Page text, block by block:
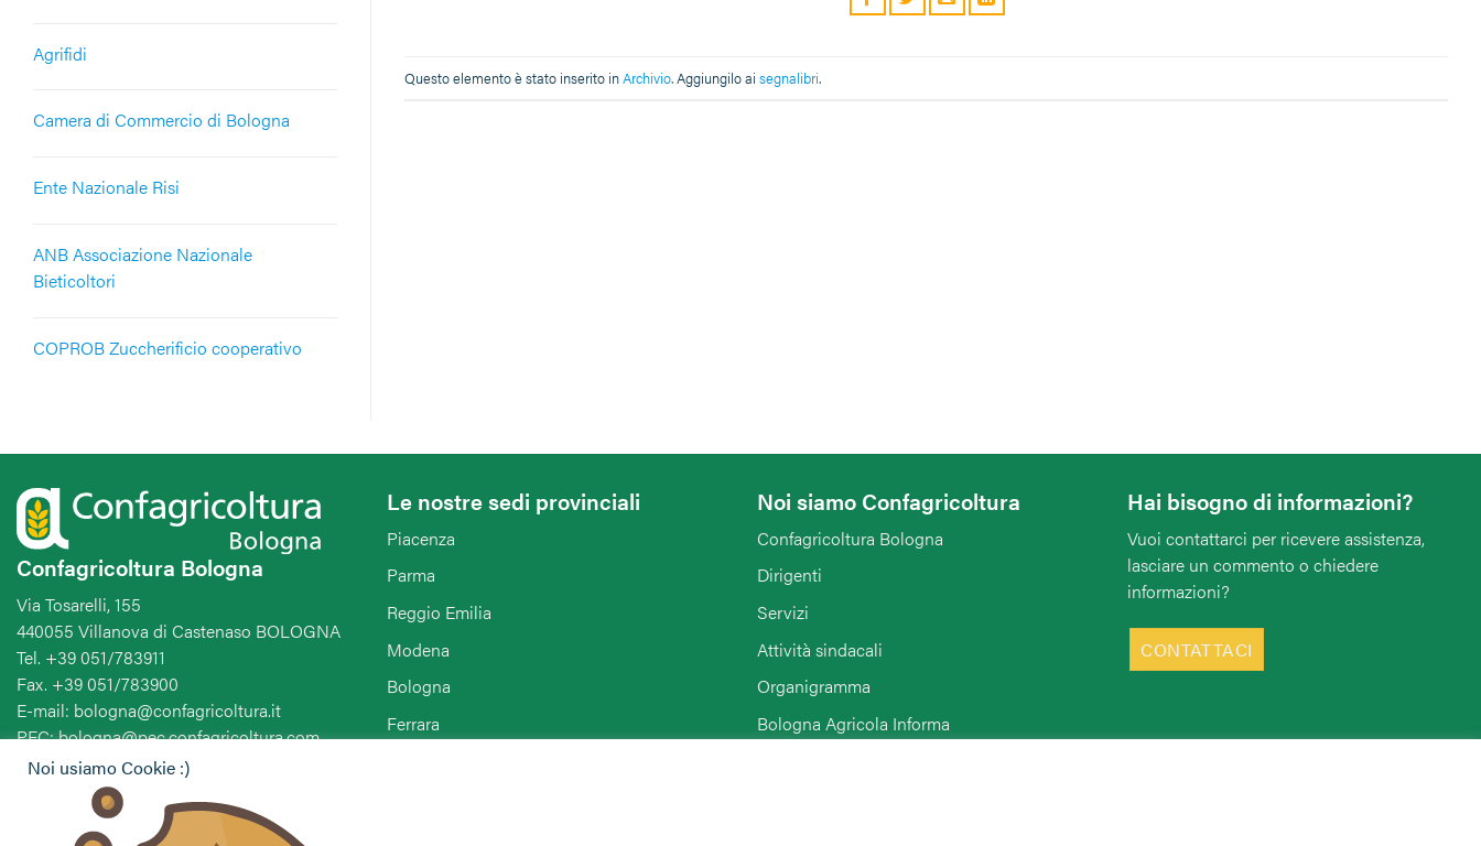
Agrifidi
Camera di Commercio di Bologna
Ente Nazionale Risi
ANB Associazione Nazionale
Bieticoltori
COPROB Zuccherificio cooperativo
Questo elemento è stato inserito inArchivio. Aggiungilo ai segnalibri.
Confagricoltura Bologna
Via Tosarelli, 155
440055 Villanova di Castenaso BOLOGNA
Tel. +39 051/783911
Fax. +39 051/783900
E-mail: bologna@confagricoltura.it
PEC: bologna@pec.confagricoltura.com
Le nostre sedi provinciali
Piacenza
Parma
Reggio Emilia
Modena
Bologna
Ferrara
Noi siamo Confagricoltura
Confagricoltura Bologna
Dirigenti
Servizi
Attività sindacali
Organigramma
Bologna Agricola Informa
Hai bisogno di informazioni?
Vuoi contattarci per ricevere assistenza,
lasciare un commento o chiedere
informazioni?
CONTATTACI
Noi usiamo Cookie :)